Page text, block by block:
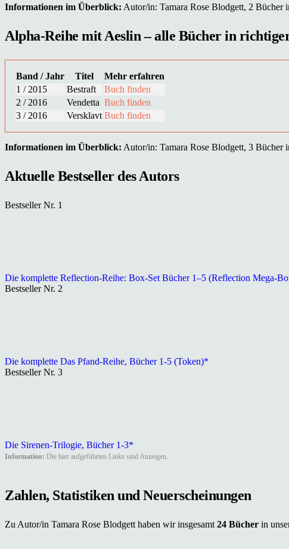
Informationen im Überblick: Autor/in: Tamara Rose Blodgett, 2 Bücher
Alpha-Reihe mit Aeslin – alle Bücher in
Band / Jahr Titel
Mehr erfahren
1 / 2015
Bestraft
Buch finden
2 / 2016
Vendetta Buch finden
3 / 2016
Versklavt Buch finden
Informationen im Überblick: Autor/in: Tamara Rose Blodgett, 3 Bücher
Aktuelle Bestseller des Autors
Bestseller Nr. 1
Die komplette Reflection-Reihe: Box-Set Bücher 1–5 (Reflection Mega-
Bestseller Nr. 2
Die komplette Das Pfand-Reihe, Bücher 1-5 (Token)*
Bestseller Nr. 3
Die Sirenen-Trilogie, Bücher 1-3*
Information: Die hier aufgeführten Links sind Anzeigen.
Zahlen, Statistiken und Neuerscheinungen
Zu Autor/in Tamara Rose Blodgett haben wir insgesamt 24 Bücher in